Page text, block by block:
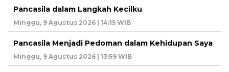
Pancasila dalam Langkah Kecilku
Minggu, 9 Agustus 2026 | 14:15 WIB
Pancasila Menjadi Pedoman dalam Kehidupan Saya
Minggu, 9 Agustus 2026 | 13:59 WIB